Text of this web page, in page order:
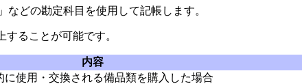
どの勘定科目を使用して記帳します。
ることが可能です。
内容
使用・交換される備品類を購入した場合